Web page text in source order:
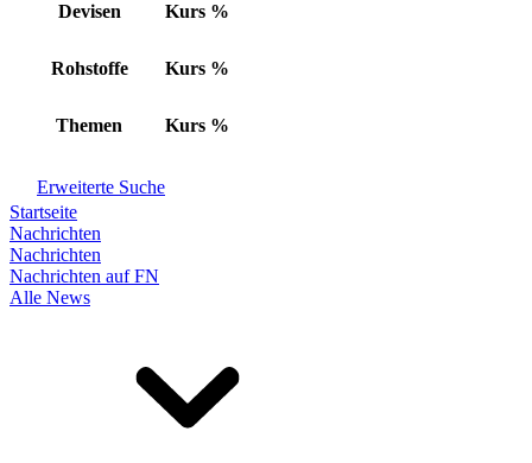
Devisen Kurs %
Rohstoffe Kurs %
Themen Kurs %
Erweiterte Suche
Startseite
Nachrichten
Nachrichten
Nachrichten auf FN
Alle News